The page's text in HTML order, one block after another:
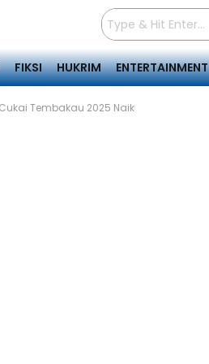
FIKSI HUKRIM ENTERTAINMENT
Tembakau 2025 Naik